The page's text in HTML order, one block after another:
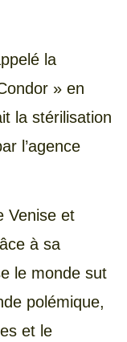
la
» en
la stérilisation
l’agence
Venise et
à sa
le monde sut
polémique,
et le